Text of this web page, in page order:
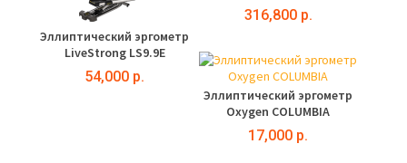
Эллиптический эргометр
LiveStrong LS9.9E
54,000 р.
316,800 р.
Эллиптический эргометр
Oxygen COLUMBIA
17,000 р.